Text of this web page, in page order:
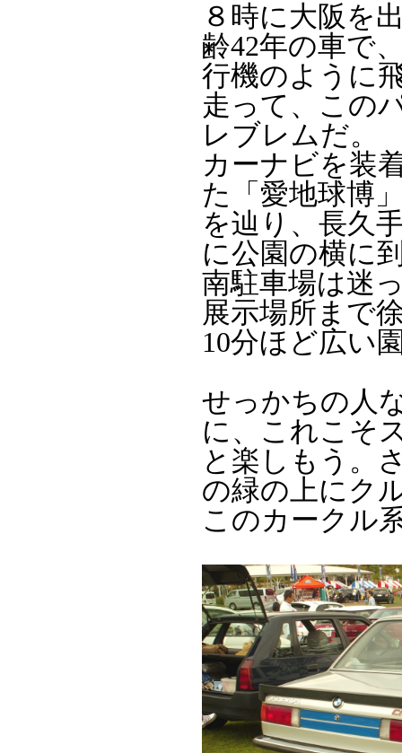
８時に大阪を
齢42年の車で
行機のように
走って、この
レブレムだ。
カーナビを装
た「愛地球博
を辿り、長久
に公園の横に
南駐車場は迷
展示場所まで
10分ほど広い
せっかちの人
に、これこそ
と楽しもう。
の緑の上にク
このカークル